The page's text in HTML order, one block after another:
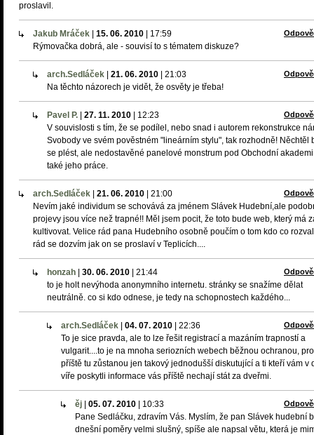
proslavil.
Jakub Mráček 15. 06. 2010 17:59
Rýmovačka dobrá, ale - souvisí to s tématem diskuze?
arch.Sedláček 21. 06. 2010 21:03
Na těchto názorech je vidět, že osvěty je třeba!
Pavel P. 27. 11. 2010 12:23
V souvislosti s tím, že se podílel, nebo snad i autorem rekonstrukce
Svobody ve svém pověstném "lineárním stylu", tak rozhodně! Něchtěl
se plést, ale nedostavěné panelové monstrum pod Obchodní
také jeho práce.
arch.Sedláček 21. 06. 2010 21:00
Nevím jaké individum se schovává za jménem Slávek Hudební,ale
projevy jsou více než trapné!! Měl jsem pocit, že toto bude web, který má
kultivovat. Velice rád pana Hudebního osobně poučím o tom kdo co
rád se dozvím jak on se proslaví v Teplicích....
honzah 30. 06. 2010 21:44
to je holt nevýhoda anonymního internetu. stránky se snažíme dělat
neutrálně. co si kdo odnese, je tedy na schopnostech každého...
arch.Sedláček 04. 07. 2010 22:36
To je sice pravda, ale to lze řešit registrací a mazáním trapností a
vulgarit....to je na mnoha seriozních webech běžnou ochranou,
příště tu zůstanou jen takový jednodušší diskutující a ti kteří vám v
víře poskytli informace vás příště nechají stát za dveřmi.
ěj 05. 07. 2010 10:33
Pane Sedláčku, zdravím Vás. Myslím, že pan Slávek hudební
dnešní poměry velmi slušný, spíše ale napsal větu, která je